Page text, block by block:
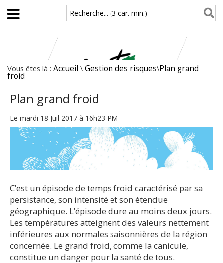
Aller au contenu principal
Recherche... (3 car. min.)
Vous êtes là : Accueil \ Gestion des risques\Plan grand
froid
Plan grand froid
Le mardi 18 Juil 2017 à 16h23 PM
C’est un épisode de temps froid caractérisé par sa
persistance, son intensité et son étendue
géographique. L’épisode dure au moins deux jours.
Les températures atteignent des valeurs nettement
inférieures aux normales saisonnières de la région
concernée. Le grand froid, comme la canicule,
constitue un danger pour la santé de tous.